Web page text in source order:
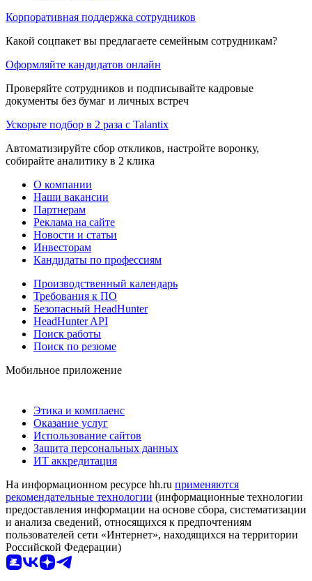
Корпоративная поддержка сотрудников
Какой соцпакет вы предлагаете семейным сотрудникам?
Оформляйте кандидатов онлайн
Проверяйте сотрудников и подписывайте кадровые
документы без бумаг и личных встреч
Ускорьте подбор в 2 раза с Talantix
Автоматизируйте сбор откликов, настройте воронку,
собирайте аналитику в 2 клика
О компании
Наши вакансии
Партнерам
Реклама на сайте
Новости и статьи
Инвесторам
Кандидаты по профессиям
Производственный календарь
Требования к ПО
Безопасный HeadHunter
HeadHunter API
Поиск работы
Поиск по резюме
Мобильное приложение
Этика и комплаенс
Оказание услуг
Использование сайтов
Защита персональных данных
ИТ аккредитация
На информационном ресурсе hh.ru применяются
рекомендательные технологии (информационные технологии
предоставления информации на основе сбора, систематизации
и анализа сведений, относящихся к предпочтениям
пользователей сети «Интернет», находящихся на территории
Российской Федерации)